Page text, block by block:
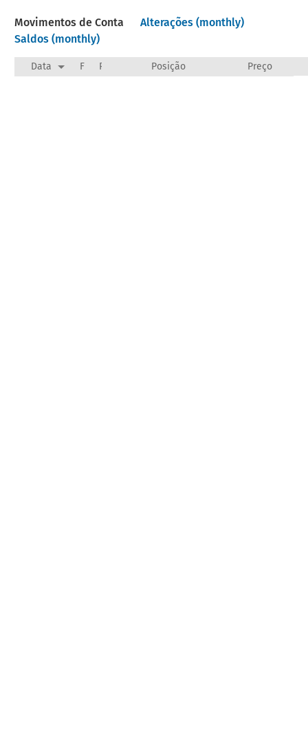
Movimentos de Conta
Alterações (monthly)
Saldos (monthly)
Data F Payee/Narration
Posição Preço